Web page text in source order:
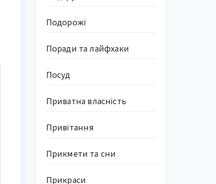
Подорожі
Поради та лайфхаки
Посуд
Приватна власність
Привітання
Прикмети та сни
Прикраси